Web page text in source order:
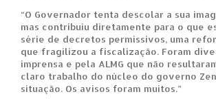
“O Governador tenta descolar a sua
mas contribuiu diretamente para o que
série de decretos permissivos, uma
que fragilizou a fiscalização. Foram
imprensa e pela ALMG que não
claro trabalho do núcleo do governo
situação. Os avisos foram muitos.”